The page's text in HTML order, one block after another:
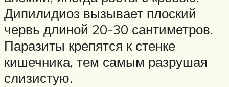
Дипилидиоз вызывает плоский
червь длиной 20-30 сантиметров.
Паразиты крепятся к стенке
кишечника, тем самым разрушая
слизистую.